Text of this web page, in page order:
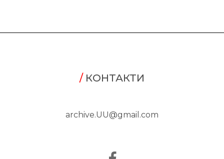
/КОНТАКТИ
archive.UU@gmail.com